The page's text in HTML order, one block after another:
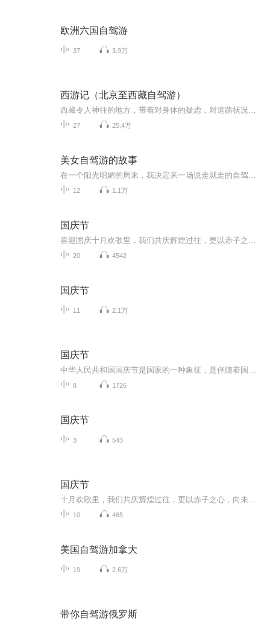
欧洲六国自驾游
37 3.9万
西游记（北京至西藏自驾游）
27 25.4万
美女自驾游的故事
12 1.1万
国庆节
20 4542
国庆节
11 2.1万
国庆节
8 1726
国庆节
3 543
国庆节
10 465
美国自驾游加拿大
19 2.6万
带你自驾游俄罗斯